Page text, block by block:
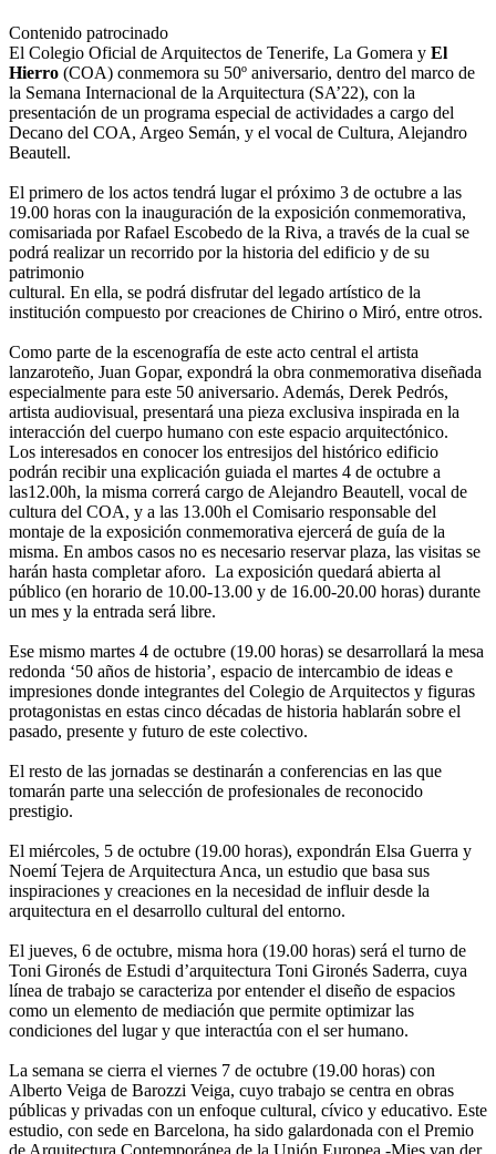
Contenido patrocinado
El Colegio Oficial de Arquitectos de Tenerife, La Gomera y El
Hierro (COA) conmemora su 50º aniversario, dentro del marco de
la Semana Internacional de la Arquitectura (SA’22), con la
presentación de un programa especial de actividades a cargo del
Decano del COA, Argeo Semán, y el vocal de Cultura, Alejandro
Beautell.
El primero de los actos tendrá lugar el próximo 3 de octubre a las
19.00 horas con la inauguración de la exposición conmemorativa,
comisariada por Rafael Escobedo de la Riva, a través de la cual se
podrá realizar un recorrido por la historia del edificio y de su
patrimonio
cultural. En ella, se podrá disfrutar del legado artístico de la
institución compuesto por creaciones de Chirino o Miró, entre otros.
Como parte de la escenografía de este acto central el artista
lanzaroteño, Juan Gopar, expondrá la obra conmemorativa diseñada
especialmente para este 50 aniversario. Además, Derek Pedrós,
artista audiovisual, presentará una pieza exclusiva inspirada en la
interacción del cuerpo humano con este espacio arquitectónico.
Los interesados en conocer los entresijos del histórico edificio
podrán recibir una explicación guiada el martes 4 de octubre a
las12.00h, la misma correrá cargo de Alejandro Beautell, vocal de
cultura del COA, y a las 13.00h el Comisario responsable del
montaje de la exposición conmemorativa ejercerá de guía de la
misma. En ambos casos no es necesario reservar plaza, las visitas se
harán hasta completar aforo. La exposición quedará abierta al
público (en horario de 10.00-13.00 y de 16.00-20.00 horas) durante
un mes y la entrada será libre.
Ese mismo martes 4 de octubre (19.00 horas) se desarrollará la mesa
redonda ‘50 años de historia’, espacio de intercambio de ideas e
impresiones donde integrantes del Colegio de Arquitectos y figuras
protagonistas en estas cinco décadas de historia hablarán sobre el
pasado, presente y futuro de este colectivo.
El resto de las jornadas se destinarán a conferencias en las que
tomarán parte una selección de profesionales de reconocido
prestigio.
El miércoles, 5 de octubre (19.00 horas), expondrán Elsa Guerra y
Noemí Tejera de Arquitectura Anca, un estudio que basa sus
inspiraciones y creaciones en la necesidad de influir desde la
arquitectura en el desarrollo cultural del entorno.
El jueves, 6 de octubre, misma hora (19.00 horas) será el turno de
Toni Gironés de Estudi d’arquitectura Toni Gironés Saderra, cuya
línea de trabajo se caracteriza por entender el diseño de espacios
como un elemento de mediación que permite optimizar las
condiciones del lugar y que interactúa con el ser humano.
La semana se cierra el viernes 7 de octubre (19.00 horas) con
Alberto Veiga de Barozzi Veiga, cuyo trabajo se centra en obras
públicas y privadas con un enfoque cultural, cívico y educativo. Este
estudio, con sede en Barcelona, ha sido galardonada con el Premio